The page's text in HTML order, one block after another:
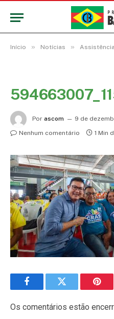
Início » Notícias »
Por ascom
9 de
Nenhum comentário
1 Min
FacebookTwitter
Os comentários estão